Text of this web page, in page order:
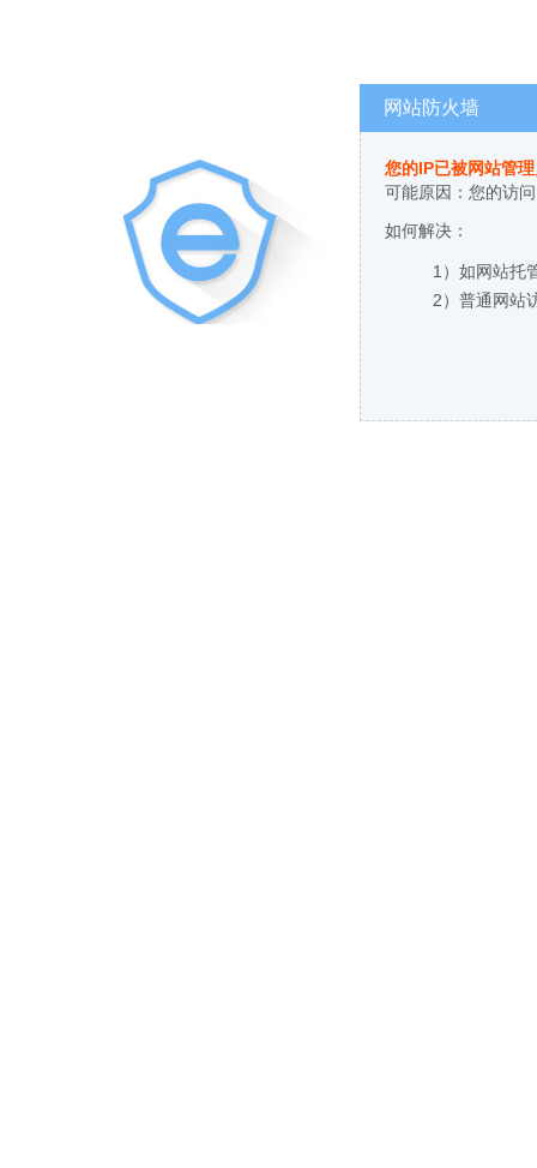
网站防火墙
您的IP已被网站管
可能原因：您的访
如何解决：
1）如网站托
2）普通网站